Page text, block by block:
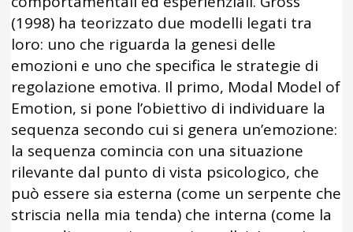
(1998) ha teorizzato due modelli legati tra
loro: uno che riguarda la genesi delle
emozioni e uno che specifica le strategie di
regolazione emotiva. Il primo, Modal Model of
Emotion, si pone l’obiettivo di individuare la
sequenza secondo cui si genera un’emozione:
la sequenza comincia con una situazione
rilevante dal punto di vista psicologico, che
può essere sia esterna (come un serpente che
striscia nella mia tenda) che interna (come la